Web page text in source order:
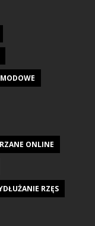
ONLINE
RZĘS